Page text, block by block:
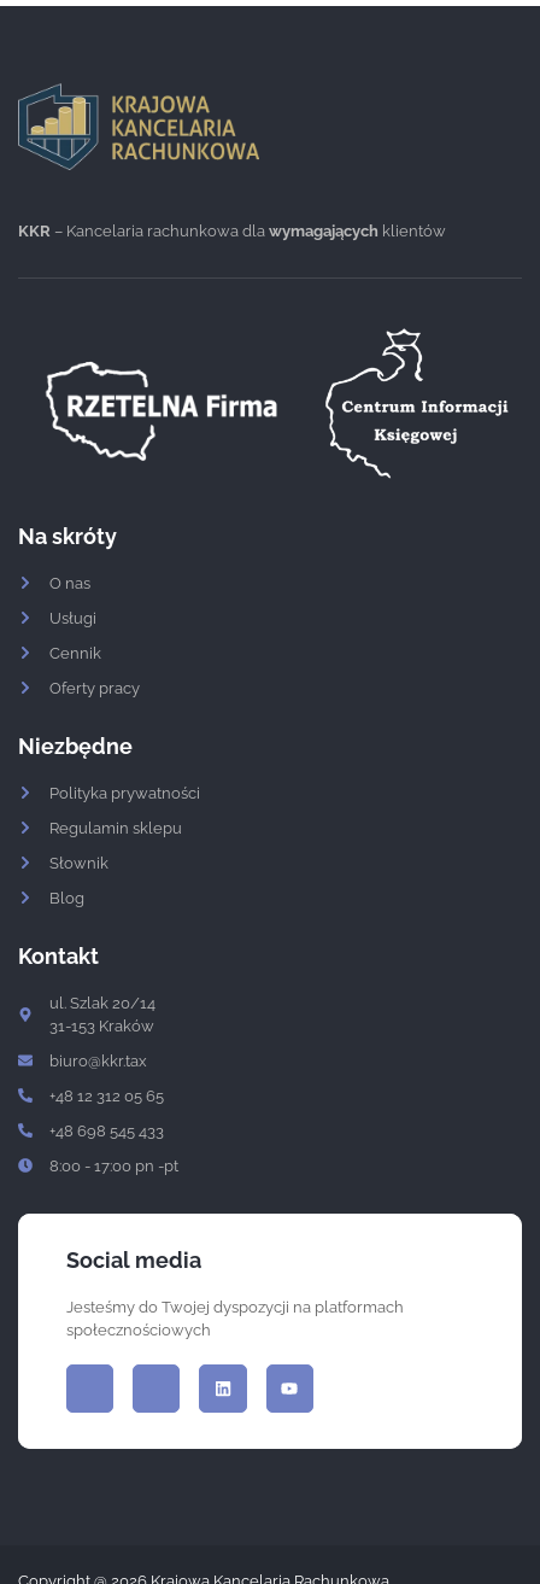
KKR – Kancelaria rachunkowa dla wymagających klientów
Na skróty
O nas
Usługi
Cennik
Oferty pracy
Niezbędne
Polityka prywatności
Regulamin sklepu
Słownik
Blog
Kontakt
ul. Szlak 20/14
31-153 Kraków
biuro@kkr.tax
+48 12 312 05 65
+48 698 545 433
8:00 - 17:00 pn -pt
Social media
Jesteśmy do Twojej dyspozycji na platformach
społecznościowych